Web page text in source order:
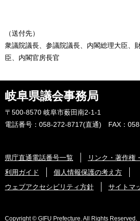
（送付先）
衆議院議長、参議院議長、内閣総理大臣、
臣、内閣官房長官
岐阜県議会事務局
〒500-8570 岐阜市薮田南2-1-1
電話番号：058-272-8717(直通) FAX：
県庁直通電話番号一覧
リンク・著作権
利用ガイド
個人情報保護の考え方
ウェブアクセシビリティ方針
サイトマ
Copyright © GIFU Prefecture. All Rights Reserved.